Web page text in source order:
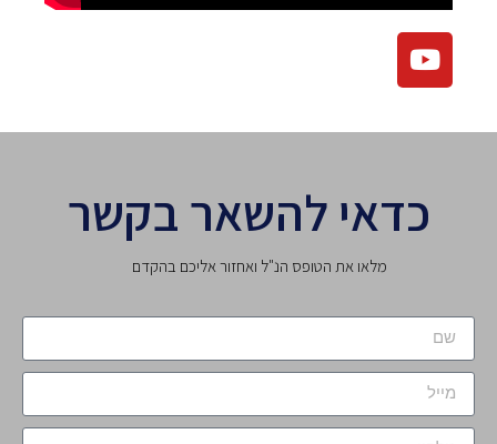
כדאי להשאר בקשר
מלאו את הטופס הנ"ל ואחזור אליכם בהקדם